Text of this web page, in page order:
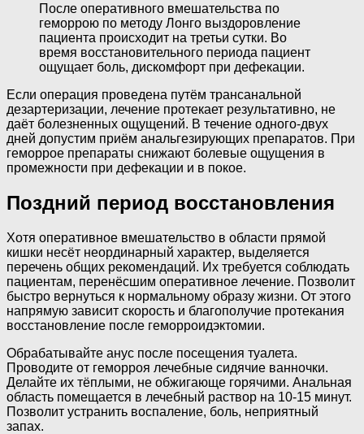
После оперативного вмешательства по
геморрою по методу Лонго выздоровление
пациента происходит на третьи сутки. Во
время восстановительного периода пациент
ощущает боль, дискомфорт при дефекации.
Если операция проведена путём трансанальной
дезартеризации, лечение протекает результативно, не
даёт болезненных ощущений. В течение одного-двух
дней допустим приём анальгезирующих препаратов. При
геморрое препараты снижают болевые ощущения в
промежности при дефекации и в покое.
Поздний период восстановления
Хотя оперативное вмешательство в области прямой
кишки несёт неординарный характер, выделяется
перечень общих рекомендаций. Их требуется соблюдать
пациентам, перенёсшим оперативное лечение. Позволит
быстро вернуться к нормальному образу жизни. От этого
напрямую зависит скорость и благополучие протекания
восстановление после геморроидэктомии.
Обрабатывайте анус после посещения туалета.
Проводите от геморроя лечебные сидячие ванночки.
Делайте их тёплыми, не обжигающе горячими. Анальная
область помещается в лечебный раствор на 10-15 минут.
Позволит устранить воспаление, боль, неприятный
запах.